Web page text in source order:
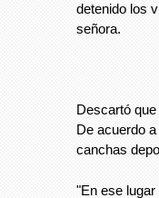
detenido los
señora.
Descartó
De acuerdo
canchas
"En ese